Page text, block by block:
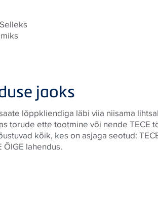
jaoks
lõppkliendiga läbi viia niisama
torude ette tootmine või nende TECE
kõik, kes on asjaga seotud:
ÕIGE lahendus.